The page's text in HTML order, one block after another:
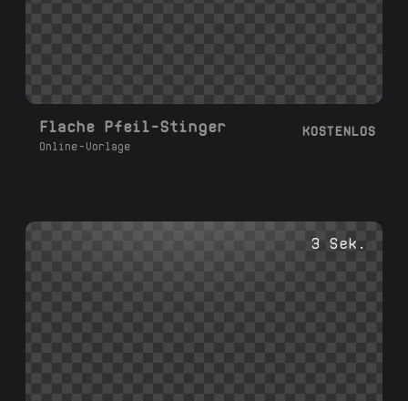
Flache Pfeil-Stinger
Online-Vorlage
KOSTENLOS
3 Sek.